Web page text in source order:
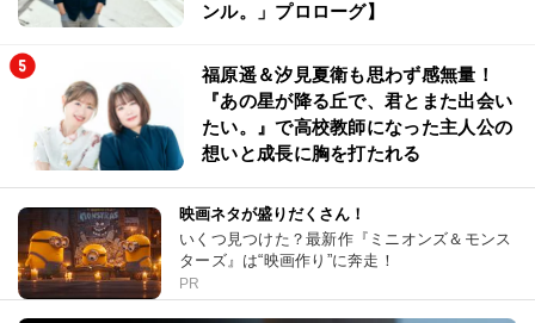
ンル。」プロローグ】
福原遥＆汐見夏衛も思わず感無量！
『あの星が降る丘で、君とまた出会い
たい。』で高校教師になった主人公の
想いと成長に胸を打たれる
映画ネタが盛りだくさん！
いくつ見つけた？最新作『ミニオンズ＆モンス
ターズ』は“映画作り”に奔走！
PR